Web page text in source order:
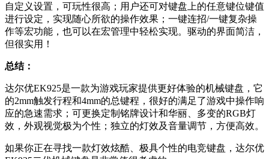
自定义设置，可玩性很高；用户还可对键盘上的任意键位键值
进行设定，实现随心所欲的操作效果；一键连招/一键复杂操
作等宏功能，也可以在宏管理中轻松实现。驱动的界面简洁，
但很实用！
总结：
达尔优EK925是一款为游戏玩家提供更好体验的机械键盘，它
的2mm触发行程和4mm的总键程，很好的满足了游戏中操作响
应的急速需求；可更换定制铭牌设计和华丽、多变的RGB灯
效，外观视觉极为个性；独立的灯效及音量调节，方便高效。
如果你正在寻找一款灯效炫酷、极具个性的电竞键盘，达尔优